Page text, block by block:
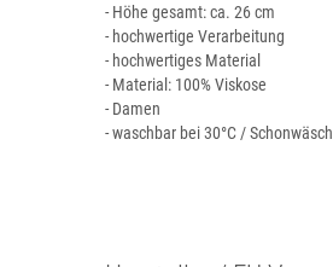
- Höhe gesamt: ca. 26 cm
- hochwertige Verarbeitung
- hochwertiges Material
- Material: 100% Viskose
- Damen
- waschbar bei 30°C /